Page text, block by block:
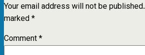
Your email address will not be published.
marked*
Comment*